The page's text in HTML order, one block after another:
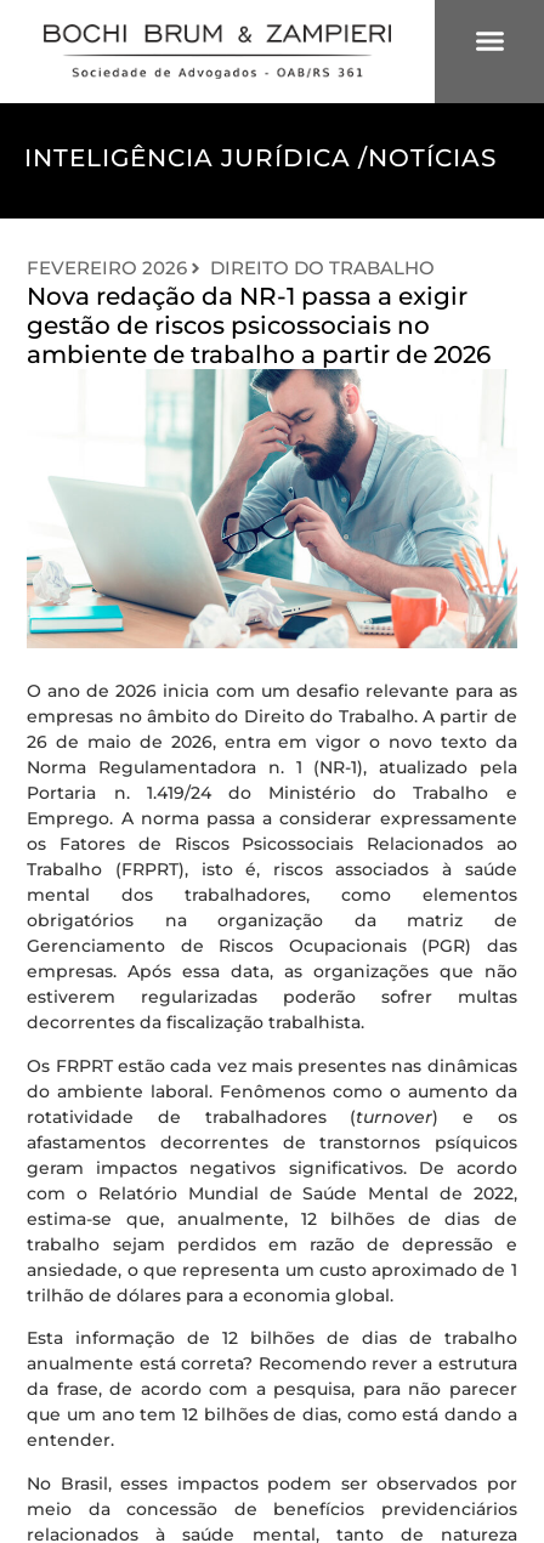
INTELIGÊNCIA JURÍDICA /NOTÍCIAS
FEVEREIRO 2026 DIREITO DO TRABALHO
Nova redação da NR-1 passa a exigir
gestão de riscos psicossociais no
ambiente de trabalho a partir de 2026
O ano de 2026 inicia com um desafio relevante para as
empresas no âmbito do Direito do Trabalho. A partir de
26 de maio de 2026, entra em vigor o novo texto da
Norma Regulamentadora n. 1 (NR-1), atualizado pela
Portaria n. 1.419/24 do Ministério do Trabalho e
Emprego. A norma passa a considerar expressamente
os Fatores de Riscos Psicossociais Relacionados ao
Trabalho (FRPRT), isto é, riscos associados à saúde
mental dos trabalhadores, como elementos
obrigatórios na organização da matriz de
Gerenciamento de Riscos Ocupacionais (PGR) das
empresas. Após essa data, as organizações que não
estiverem regularizadas poderão sofrer multas
decorrentes da fiscalização trabalhista.
Os FRPRT estão cada vez mais presentes nas dinâmicas
do ambiente laboral. Fenômenos como o aumento da
rotatividade de trabalhadores (turnover) e os
afastamentos decorrentes de transtornos psíquicos
geram impactos negativos significativos. De acordo
com o Relatório Mundial de Saúde Mental de 2022,
estima-se que, anualmente, 12 bilhões de dias de
trabalho sejam perdidos em razão de depressão e
ansiedade, o que representa um custo aproximado de 1
trilhão de dólares para a economia global.
Esta informação de 12 bilhões de dias de trabalho
anualmente está correta? Recomendo rever a estrutura
da frase, de acordo com a pesquisa, para não parecer
que um ano tem 12 bilhões de dias, como está dando a
entender.
No Brasil, esses impactos podem ser observados por
meio da concessão de benefícios previdenciários
relacionados à saúde mental, tanto de natureza